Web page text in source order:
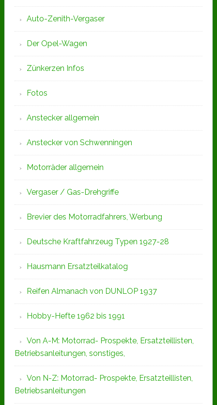
Auto-Zenith-Vergaser
Der Opel-Wagen
Zünkerzen Infos
Fotos
Anstecker allgemein
Anstecker von Schwenningen
Motorräder allgemein
Vergaser / Gas-Drehgriffe
Brevier des Motorradfahrers, Werbung
Deutsche Kraftfahrzeug Typen 1927-28
Hausmann Ersatzteilkatalog
Reifen Almanach von DUNLOP 1937
Hobby-Hefte 1962 bis 1991
Von A-M: Motorrad- Prospekte, Ersatzteillisten,
Betriebsanleitungen, sonstiges,
Von N-Z: Motorrad- Prospekte, Ersatzteillisten,
Betriebsanleitungen